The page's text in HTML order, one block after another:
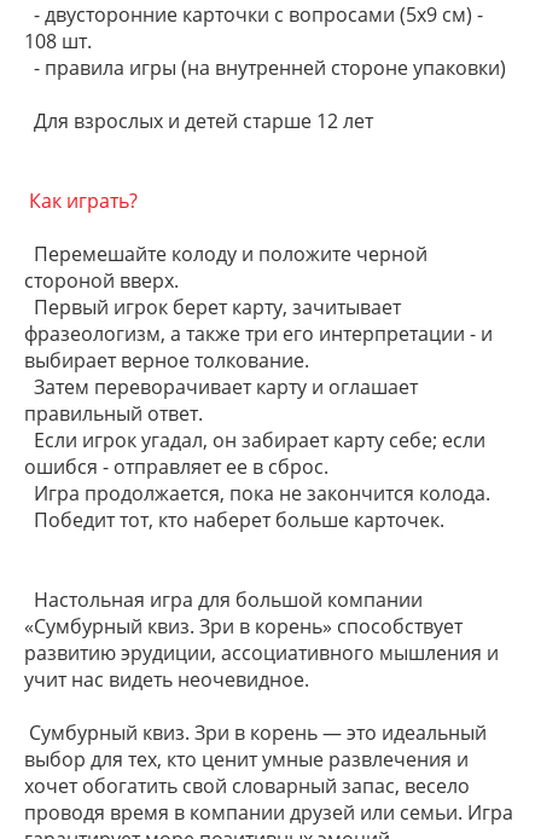
- двусторонние карточки с вопросами (5х9 см) -
108 шт.
- правила игры (на внутренней стороне упаковки)
Для взрослых и детей старше 12 лет
Как играть?
Перемешайте колоду и положите черной
стороной вверх.
Первый игрок берет карту, зачитывает
фразеологизм, а также три его интерпретации - и
выбирает верное толкование.
Затем переворачивает карту и оглашает
правильный ответ.
Если игрок угадал, он забирает карту себе; если
ошибся - отправляет ее в сброс.
Игра продолжается, пока не закончится колода.
Победит тот, кто наберет больше карточек.
Настольная игра для большой компании
«Сумбурный квиз. Зри в корень» способствует
развитию эрудиции, ассоциативного мышления и
учит нас видеть неочевидное.
Сумбурный квиз. Зри в корень — это идеальный
выбор для тех, кто ценит умные развлечения и
хочет обогатить свой словарный запас, весело
проводя время в компании друзей или семьи. Игра